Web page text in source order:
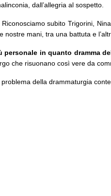
dall’allegria al sospetto.
subito Trigorini,
mani, tra una battuta e
personale in quanto dramma
che risuonano così vere da
della drammaturgia